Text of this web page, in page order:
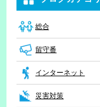
総合
留守番
インターネット
災害対策